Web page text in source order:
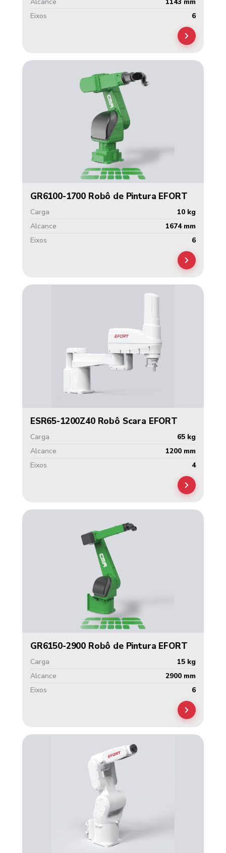
Eixos
6
GR6100-1700 Robô de Pintura EFORT
Carga
10 kg
Alcance
1674 mm
Eixos
6
ESR65-1200Z40 Robô Scara EFORT
Carga
65 kg
Alcance
1200 mm
Eixos
4
GR6150-2900 Robô de Pintura EFORT
Carga
15 kg
Alcance
2900 mm
Eixos
6